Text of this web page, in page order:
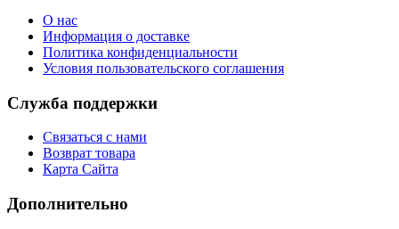
О нас
Информация о доставке
Политика конфиденциальности
Условия пользовательского соглашения
Служба поддержки
Связаться с нами
Возврат товара
Карта Сайта
Дополнительно